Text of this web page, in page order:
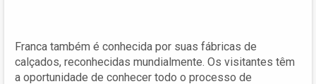
Franca também é conhecida por suas fábricas de
calçados, reconhecidas mundialmente. Os visitantes têm
a oportunidade de conhecer todo o processo de